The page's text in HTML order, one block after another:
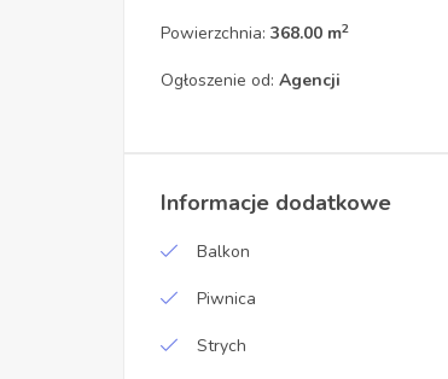
Powierzchnia: 368.00 m2
Ogłoszenie od: Agencji
Informacje dodatkowe
Balkon
Piwnica
Strych